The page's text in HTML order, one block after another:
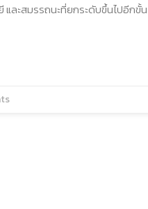
และสมรรถนะที่ยกระดับขึ้นไปอี